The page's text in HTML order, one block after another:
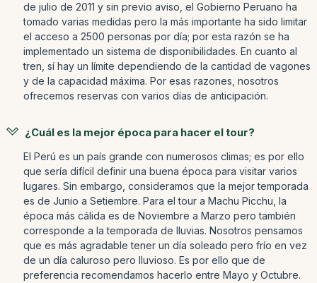
de julio de 2011 y sin previo aviso, el Gobierno Peruano ha
tomado varias medidas pero la más importante ha sido limitar
el acceso a 2500 personas por día; por esta razón se ha
implementado un sistema de disponibilidades. En cuanto al
tren, sí hay un límite dependiendo de la cantidad de vagones
y de la capacidad máxima. Por esas razones, nosotros
ofrecemos reservas con varios días de anticipación.
¿Cuál es la mejor época para hacer el tour?
El Perú es un país grande con numerosos climas; es por ello
que sería difícil definir una buena época para visitar varios
lugares. Sin embargo, consideramos que la mejor temporada
es de Junio a Setiembre. Para el tour a Machu Picchu, la
época más cálida es de Noviembre a Marzo pero también
corresponde a la temporada de lluvias. Nosotros pensamos
que es más agradable tener un día soleado pero frío en vez
de un día caluroso pero lluvioso. Es por ello que de
preferencia recomendamos hacerlo entre Mayo y Octubre.